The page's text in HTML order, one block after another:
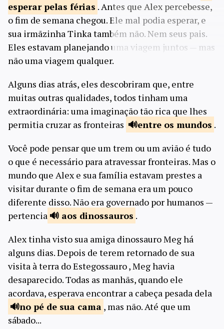
esperar pelas férias . Antes que Alex percebesse,
o fim de semana chegou. Ele mal podia esperar, e
sua irmãzinha Tinka também não. Nem seus pais.
Eles estavam planejando uma viagem juntos — mas
não uma viagem qualquer.
Alguns dias atrás, eles descobriram que, entre
muitas outras qualidades, todos tinham uma
extraordinária: uma imaginação tão rica que lhes
permitia cruzar as fronteiras
entre os mundos .
Você pode pensar que um trem ou um avião é tudo
o que é necessário para atravessar fronteiras. Mas o
mundo que Alex e sua família estavam prestes a
visitar durante o fim de semana era um pouco
diferente disso. Não era governado por humanos —
pertencia
aos dinossauros .
Alex tinha visto sua amiga dinossauro Meg há
alguns dias. Depois de terem retornado de sua
visita à terra do Estegossauro , Meg havia
desaparecido. Todas as manhãs, quando ele
acordava, esperava encontrar a cabeça pesada dela
no pé de sua cama , mas não. Até que um
sábado...